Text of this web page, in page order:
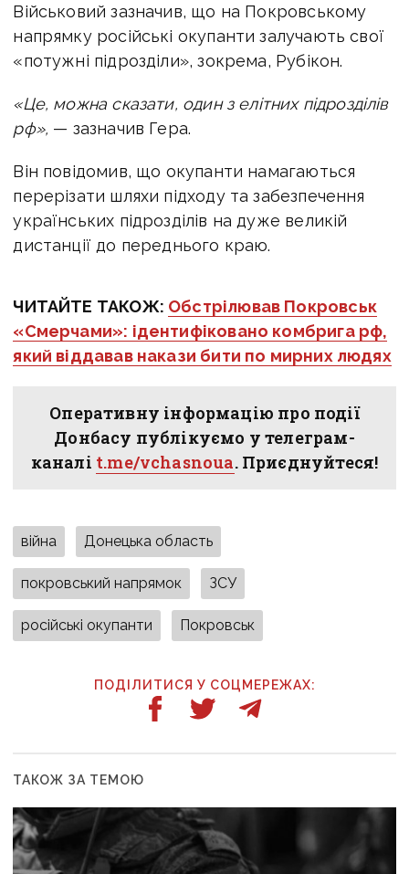
Військовий зазначив, що на Покровському
напрямку російські окупанти залучають свої
«потужні підрозділи», зокрема, Рубікон.
«Це, можна сказати, один з елітних підрозділів
рф», — зазначив Гера.
Він повідомив, що окупанти намагаються
перерізати шляхи підходу та забезпечення
українських підрозділів на дуже великій
дистанції до переднього краю.
ЧИТАЙТЕ ТАКОЖ: Обстрілював Покровськ
«Смерчами»: ідентифіковано комбрига рф,
який віддавав накази бити по мирних людях
Оперативну інформацію про події
Донбасу публікуємо у телеграм-
каналі t.me/vchasnoua. Приєднуйтеся!
війна Донецька область
покровський напрямок ЗСУ
російські окупанти Покровськ
ПОДІЛИТИСЯ У СОЦМЕРЕЖАХ:
ТАКОЖ ЗА ТЕМОЮ